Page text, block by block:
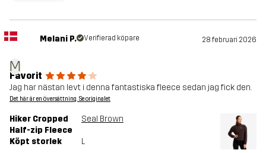
M
Melani P. Verifierad köpare 28 februari 2026
Favorit
Jag har nästan levt i denna fantastiska fleece sedan jag fick den.
Det här är en översättning. Se originalet
Hiker Cropped
Half-zip Fleece
Seal Brown
Köpt storlek L